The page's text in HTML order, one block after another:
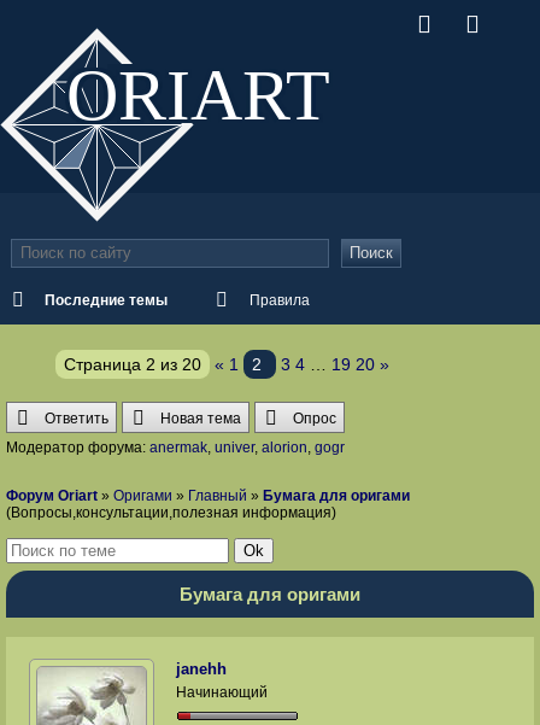
ORIART
Последние темы Правила
Поиск
Страница 2 из 20 « 1 2 3 4 19 20 »
Ответить Новая тема
Опрос
Модератор форума: anermak, univer, alorion, gogr
Форум Oriart » Оригами » Главный » Бумага для оригами
(Вопросы,консультации,полезная информация)
Бумага для оригами
janehh
Начинающий